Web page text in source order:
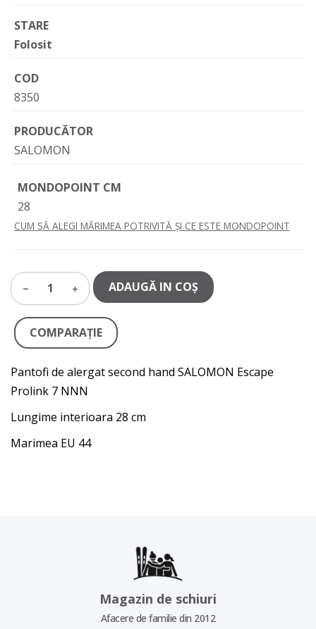
STARE
Folosit
COD
8350
PRODUCĂTOR
SALOMON
MONDOPOINT CM
28
CUM SĂ ALEGI MĂRIMEA POTRIVITĂ ȘI CE ESTE MONDOPOINT
1 ADAUGĂ IN COŞ
COMPARAŢIE
Pantofi de alergat second hand SALOMON Escape
Prolink 7 NNN
Lungime interioara 28 cm
Marimea EU 44
Magazin de schiuri
Afacere de familie din 2012